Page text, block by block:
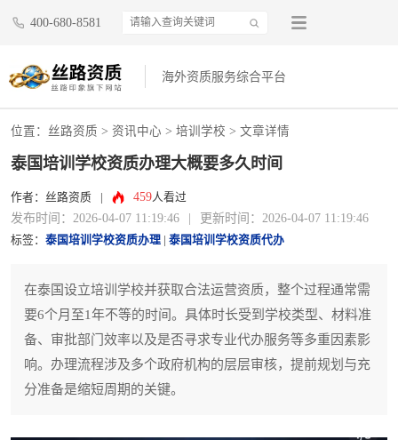
400-680-8581
海外资质服务综合平台
位置： 丝路资质 > 资讯中心 > 培训学校 > 文章详情
泰国培训学校资质办理大概要多久时间
作者：丝路资质 459人看过
发布时间：2026-04-07 11:19:46 更新时间：2026-04-07 11:19:46
标签： 泰国培训学校资质办理 泰国培训学校资质代办
在泰国设立培训学校并获取合法运营资质，整个过程通常需
要6个月至1年不等的时间。具体时长受到学校类型、材料准
备、审批部门效率以及是否寻求专业代办服务等多重因素影
响。办理流程涉及多个政府机构的层层审核，提前规划与充
分准备是缩短周期的关键。